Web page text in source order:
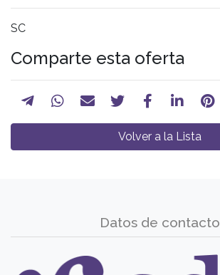
SC
Comparte esta oferta
Volver a la Lista
Datos de contacto